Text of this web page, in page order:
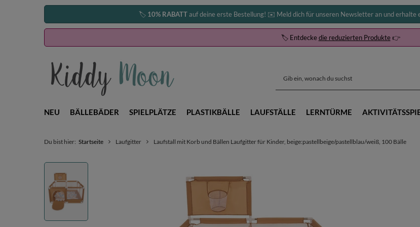
🏷️ 10% RABATTauf deine erste Bestellung! ✉️ Meld dich für unseren Newsletter an und erhalte
🏷️ Entdeckedie reduzierten Produkte👉
NEU BÄLLEBÄDER SPIELPLÄTZE PLASTIKBÄLLE LAUFSTÄLLE LERNTÜRME
Du bist hier: Startseite Laufgitter Laufstall mit Korb und Bällen Laufgitter für Kinder, beige:pastellbeige/pastellblau/weiß, 100 Bälle